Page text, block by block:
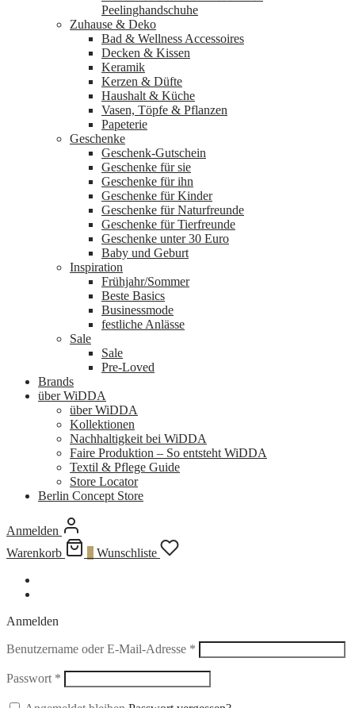
Peelinghandschuhe
Zuhause & Deko
Bad & Wellness Accessoires
Decken & Kissen
Keramik
Kerzen & Düfte
Haushalt & Küche
Vasen, Töpfe & Pflanzen
Papeterie
Geschenke
Geschenk-Gutschein
Geschenke für sie
Geschenke für ihn
Geschenke für Kinder
Geschenke für Naturfreunde
Geschenke für Tierfreunde
Geschenke unter 30 Euro
Baby und Geburt
Inspiration
Frühjahr/Sommer
Beste Basics
Businessmode
festliche Anlässe
Sale
Sale
Pre-Loved
Brands
über WiDDA
über WiDDA
Kollektionen
Nachhaltigkeit bei WiDDA
Faire Produktion – So entsteht WiDDA
Textil & Pflege Guide
Store Locator
Berlin Concept Store
Anmelden
Warenkorb
Wunschliste
Anmelden
Benutzername oder E-Mail-Adresse * Erforderlich
Passwort * Erforderlich